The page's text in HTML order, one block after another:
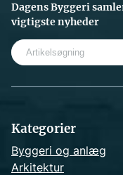
Dagens Byggeri
vigtigste nyheder
Kategorier
Byggeri og anlæg
Arkitektur